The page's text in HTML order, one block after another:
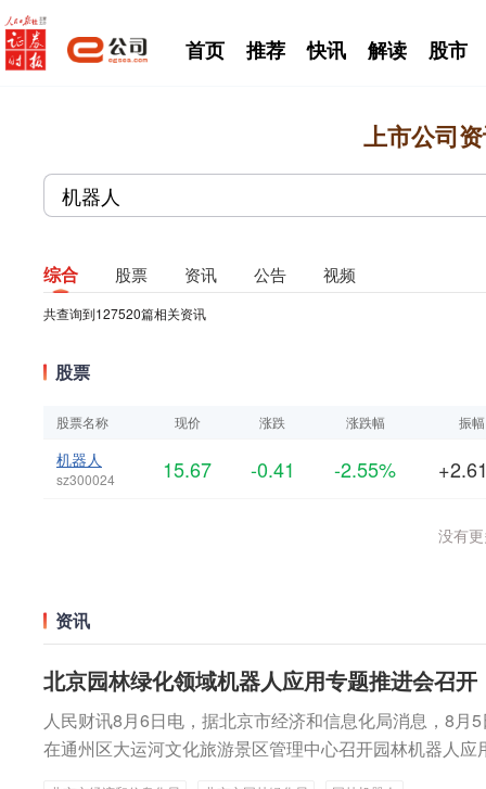
首页 推荐 快讯 解读 股市
上市公司
综合 股票 资讯 公告 视频
共查询到127520篇相关资讯
股票
股票名称 现价 涨跌 涨跌幅 振幅
机器人
sz300024 15.67 -0.41 -2.55%
没有
资讯
北京园林绿化领域机器人应用专题推进会召开
人民财讯8月6日电，据北京市经济和信息化局消息，8
在通州区大运河文化旅游景区管理中心召开园林机器人